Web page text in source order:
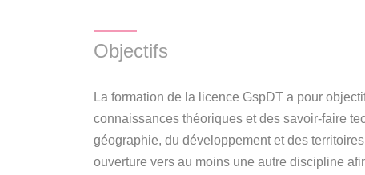
Objectifs
La formation de la licence GspDT a pour
connaissances théoriques et des savoir-faire
géographie, du développement et des
ouverture vers au moins une autre discipline